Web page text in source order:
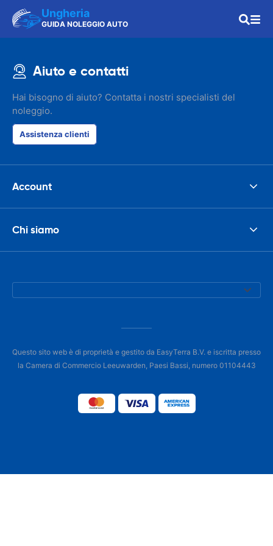
Ungheria
GUIDA NOLEGGIO AUTO
Aiuto e contatti
Hai bisogno di aiuto? Contatta i nostri specialisti del
noleggio.
Assistenza clienti
Account
Chi siamo
Questo sito web è di proprietà e gestito da EasyTerra B.V. e iscritta presso
la Camera di Commercio Leeuwarden, Paesi Bassi, numero 01104443